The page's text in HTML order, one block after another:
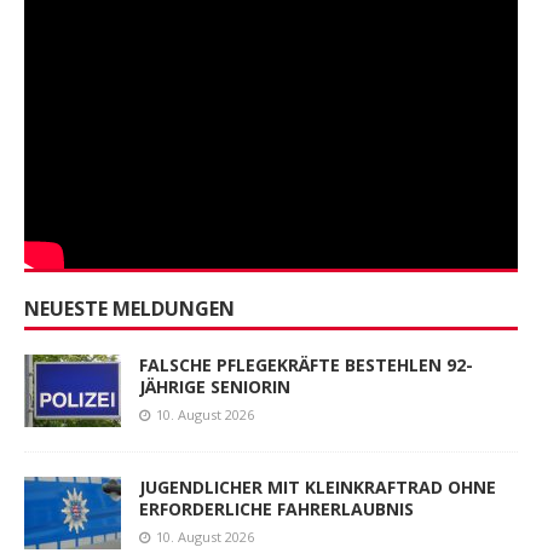
NEUESTE MELDUNGEN
FALSCHE PFLEGEKRÄFTE BESTEHLEN 92-
JÄHRIGE SENIORIN
10. August 2026
JUGENDLICHER MIT KLEINKRAFTRAD OHNE
ERFORDERLICHE FAHRERLAUBNIS
10. August 2026